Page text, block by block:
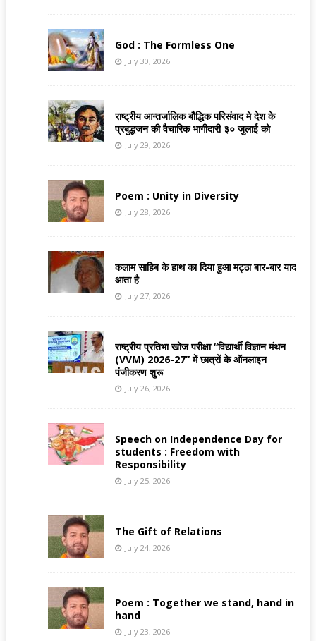
God : The Formless One
July 30, 2026
राष्ट्रीय आन्तर्जालिक बौद्धिक परिसंवाद मे देश के
प्रबुद्धजन की वैचारिक भागीदारी ३० जुलाई को
July 29, 2026
Poem : Unity in Diversity
July 28, 2026
कलाम साहिब के हाथ का दिया हुआ मट्ठा बार-बार याद
आता है
July 27, 2026
राष्ट्रीय प्रतिभा खोज परीक्षा “विद्यार्थी विज्ञान मंथन
(VVM) 2026-27” में छात्रों के ऑनलाइन
पंजीकरण शुरू
July 26, 2026
Speech on Independence Day for
students : Freedom with
Responsibility
July 25, 2026
The Gift of Relations
July 24, 2026
Poem : Together we stand, hand in
hand
July 23, 2026